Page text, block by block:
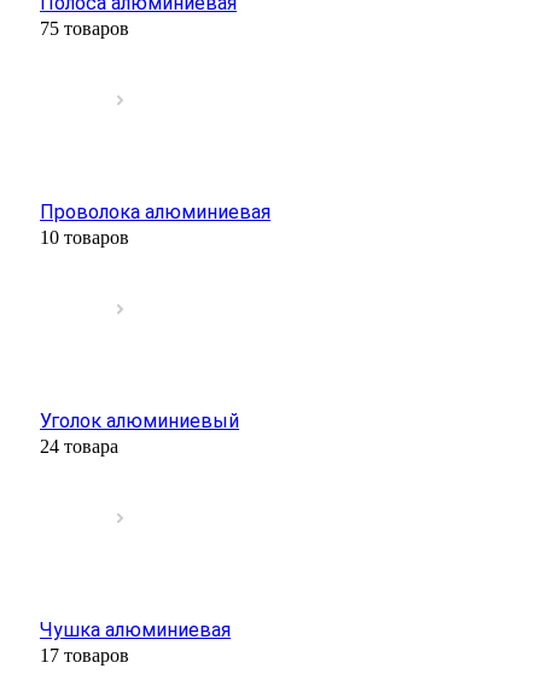
75 товаров
Проволока алюминиевая
10 товаров
Уголок алюминиевый
24 товара
Чушка алюминиевая
17 товаров